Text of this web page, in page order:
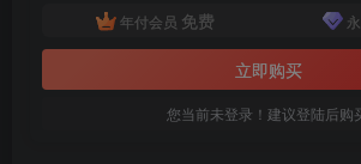
年付会员 免费
立即购买
您当前未登录！建议登陆后购